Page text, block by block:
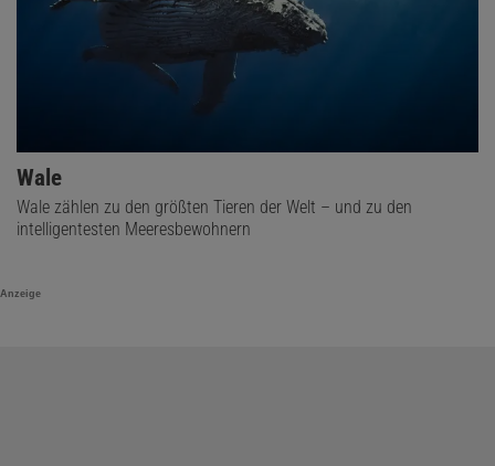
Wale
Wale zählen zu den größten Tieren der Welt – und zu den
intelligentesten Meeresbewohnern
Anzeige